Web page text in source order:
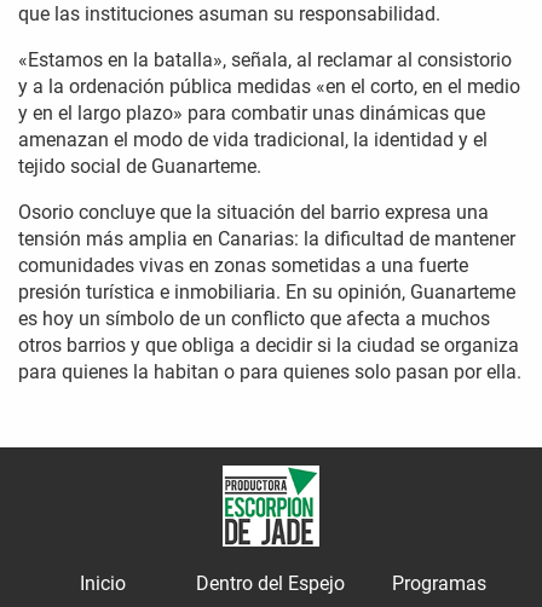
que las instituciones asuman su responsabilidad.
«Estamos en la batalla», señala, al reclamar al consistorio
y a la ordenación pública medidas «en el corto, en el medio
y en el largo plazo» para combatir unas dinámicas que
amenazan el modo de vida tradicional, la identidad y el
tejido social de Guanarteme.
Osorio concluye que la situación del barrio expresa una
tensión más amplia en Canarias: la dificultad de mantener
comunidades vivas en zonas sometidas a una fuerte
presión turística e inmobiliaria. En su opinión, Guanarteme
es hoy un símbolo de un conflicto que afecta a muchos
otros barrios y que obliga a decidir si la ciudad se organiza
para quienes la habitan o para quienes solo pasan por ella.
Inicio Dentro del Espejo Programas